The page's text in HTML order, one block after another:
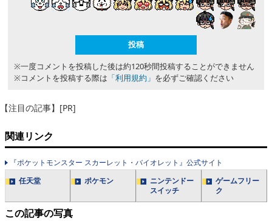
※一度コメントを投稿した後は約120秒間投稿することができません
※コメントを投稿する際は 「利用規約」 を必ずご確認ください
【注目の記事】[PR]
関連リンク
『ポケットモンスター スカーレット・バイオレット』公式サイト
任天堂
ポケモン
ニンテンドー
スイッチ
ゲームフリー
ク
この記事の写真